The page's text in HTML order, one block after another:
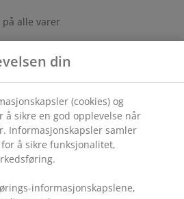
alle varer
som passer deg
ramme i pulverlakkert stål.
utseende, samtidig som det
Hagestolen kan
din
(cookies) og
sikre en god opplevelse når
Informasjonskapsler samler
å sikre funksjonalitet,
dine med